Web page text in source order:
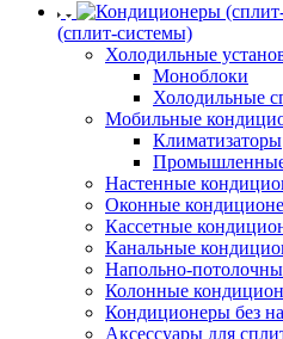
(сплит-системы)
Холодильные
Моноблоки
Холодильные
Мобильные
Климатизаторы
Настенные
Оконные
Кассетные
Канальные
Напольно-
Колонные
Кондиционеры без
Аксессуары для